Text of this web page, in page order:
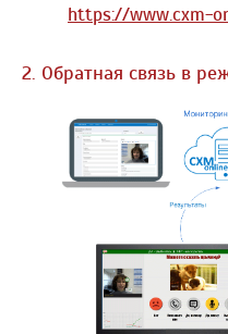
https://www.cxm-
2. Обратная связь в